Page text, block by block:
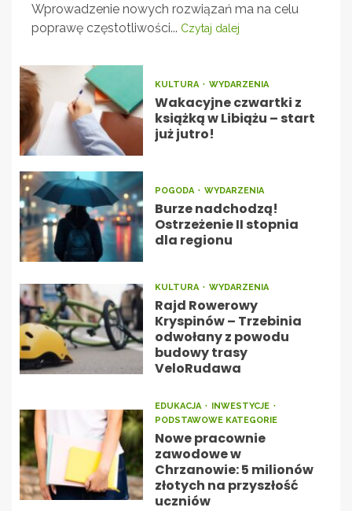
Wprowadzenie nowych rozwiązań ma na celu
poprawę częstotliwości... Czytaj dalej
KULTURA WYDARZENIA
Wakacyjne czwartki z
książką w Libiążu – start
już jutro!
POGODA WYDARZENIA
Burze nadchodzą!
Ostrzeżenie II stopnia
dla regionu
KULTURA WYDARZENIA
Rajd Rowerowy
Kryspinów – Trzebinia
odwołany z powodu
budowy trasy
VeloRudawa
EDUKACJA
INWESTYCJE
PODSTAWOWE KATEGORIE
Nowe pracownie
zawodowe w
Chrzanowie: 5 milionów
złotych na przyszłość
uczniów